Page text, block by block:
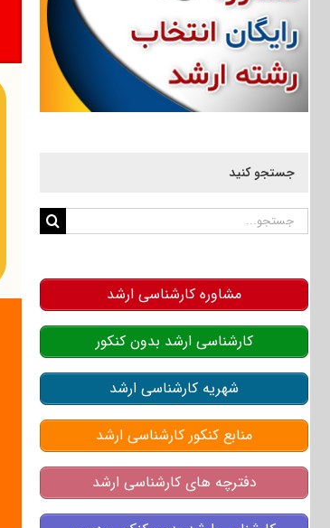
جستجو کنید
جستجو
مشاوره کارشناسی ارشد
کارشناسی ارشد بدون کنکور
شهریه کارشناسی ارشد
منابع کنکور کارشناسی ارشد
دفترچه های کارشناسی ارشد